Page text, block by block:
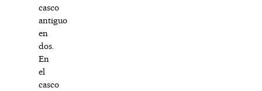
casco
antiguo
en
dos.
En
el
casco